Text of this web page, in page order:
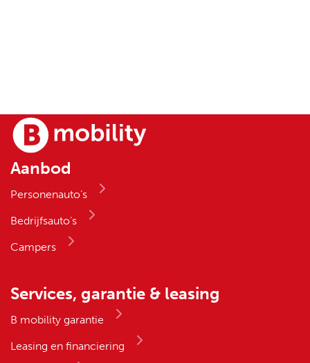
Aanbod
Personenauto’s
Bedrijfsauto’s
Campers
Services, garantie & leasing
B mobility garantie
Leasing en financiering